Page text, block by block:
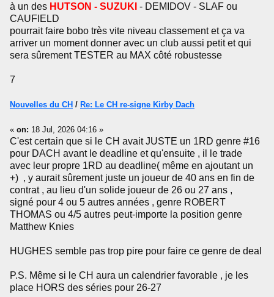
à un des HUTSON - SUZUKI - DEMIDOV - SLAF ou
CAUFIELD
pourrait faire bobo très vite niveau classement et ça va
arriver un moment donner avec un club aussi petit et qui
sera sûrement TESTER au MAX côté robustesse
7
Nouvelles du CH / Re: Le CH re-signe Kirby Dach
« on: 18 Jul, 2026 04:16 »
C'est certain que si le CH avait JUSTE un 1RD genre #16
pour DACH avant le deadline et qu'ensuite , il le trade
avec leur propre 1RD au deadline( même en ajoutant un
+) , y aurait sûrement juste un joueur de 40 ans en fin de
contrat , au lieu d'un solide joueur de 26 ou 27 ans ,
signé pour 4 ou 5 autres années , genre ROBERT
THOMAS ou 4/5 autres peut-importe la position genre
Matthew Knies
HUGHES semble pas trop pire pour faire ce genre de deal
P.S. Même si le CH aura un calendrier favorable , je les
place HORS des séries pour 26-27